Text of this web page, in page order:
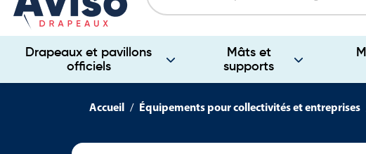
Drapeaux et pavillons
officiels
Mâts et
supports
Accueil Équipements pour collectivités et entreprises